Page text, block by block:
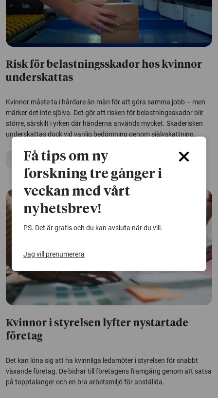
Risk för belastningsskador hos kvinnor
underskattas
Kvinnor måste ta i hårdare än män för att göra samma jobb – men
märker det inte själva. Det gör att risken för belastningsskador blir
större, särskilt i yrken där händerna används mycket. Skaderisken
underskattas dock vid vanlig bedömning genom självskattning.
Arbetsmiljö Arbetsliv
Kvinnor i styrelsen lyfter nystartade
företag
Det kan löna sig att ha kvinnliga ledamöter i styrelsen för snabbt
växande företag. De bidrar till företagens framgång genom att satsa
på topptalanger och en bra arbetsmiljö för anställda.
Få tips om ny
forskning tre gånger i
veckan med vårt
nyhetsbrev!
PS. Det är gratis och du kan avsluta när du vill.
Jag vill prenumerera